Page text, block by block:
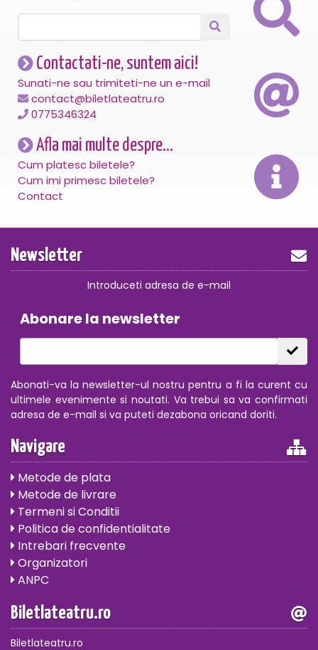
Contactati-ne, suntem aici!
Sunati-ne sau trimiteti-ne un e-mail
contact@biletlateatru.ro
0775346324
Afla mai multe despre...
Cum platesc biletele?
Cum imi primesc biletele?
Contact
Newsletter
Introduceti adresa de e-mail
Abonare la newsletter
Abonati-va la newsletter-ul nostru pentru a fi la curent cu
ultimele evenimente si noutati. Va trebui sa va confirmati
adresa de e-mail si va puteti dezabona oricand doriti.
Navigare
Metode de plata
Metode de livrare
Termeni si Conditii
Politica de confidentialitate
Intrebari frecvente
Organizatori
ANPC
Biletlateatru.ro
Biletlateatru.ro